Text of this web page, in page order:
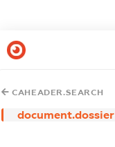
CAHEADER.SEARCH
document.dossier